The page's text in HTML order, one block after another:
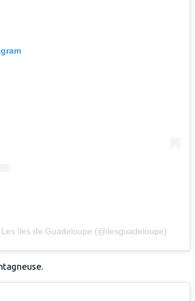
îles de Guadeloupe (@ilesguadeloupe)